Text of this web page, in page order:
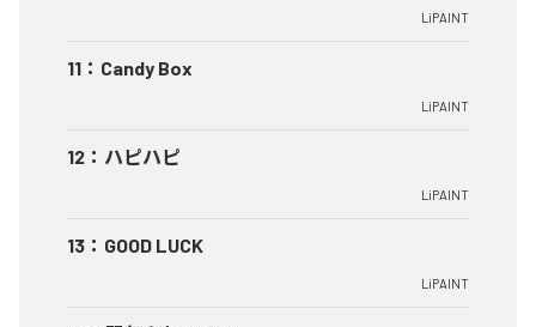
LiPAINT
11 ： Candy Box
LiPAINT
12 ： ハピハピ
LiPAINT
13 ： GOOD LUCK
LiPAINT